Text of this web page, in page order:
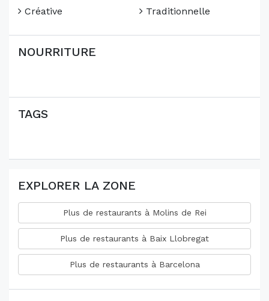
Créative
Traditionnelle
NOURRITURE
TAGS
EXPLORER LA ZONE
Plus de restaurants à Molins de Rei
Plus de restaurants à Baix Llobregat
Plus de restaurants à Barcelona